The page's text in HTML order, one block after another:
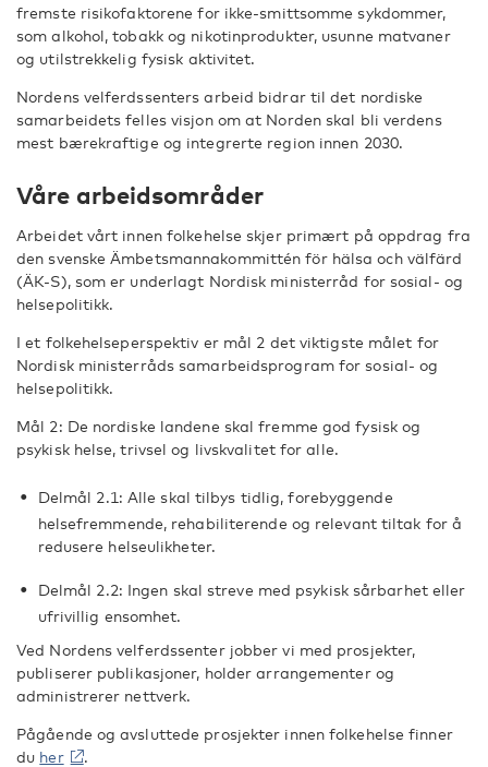
fremste risikofaktorene for ikke-smittsomme sykdommer,
som alkohol, tobakk og nikotinprodukter, usunne matvaner
og utilstrekkelig fysisk aktivitet.
Nordens velferdssenters arbeid bidrar til det nordiske
samarbeidets felles visjon om at Norden skal bli verdens
mest bærekraftige og integrerte region innen 2030.
Våre arbeidsområder
Arbeidet vårt innen folkehelse skjer primært på oppdrag fra
den svenske Ämbetsmannakommittén för hälsa och välfärd
(ÄK-S), som er underlagt Nordisk ministerråd for sosial- og
helsepolitikk.
I et folkehelseperspektiv er mål 2 det viktigste målet for
Nordisk ministerråds samarbeidsprogram for sosial- og
helsepolitikk.
Mål 2: De nordiske landene skal fremme god fysisk og
psykisk helse, trivsel og livskvalitet for alle.
Delmål 2.1: Alle skal tilbys tidlig, forebyggende
helsefremmende, rehabiliterende og relevant tiltak for å
redusere helseulikheter.
Delmål 2.2: Ingen skal streve med psykisk sårbarhet eller
ufrivillig ensomhet.
Ved Nordens velferdssenter jobber vi med prosjekter,
publiserer publikasjoner, holder arrangementer og
administrerer nettverk.
Pågående og avsluttede prosjekter innen folkehelse finner
du her .